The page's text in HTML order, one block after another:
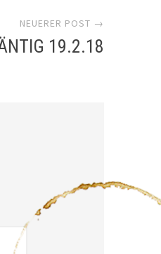
NEUERER POST →
19.2.18